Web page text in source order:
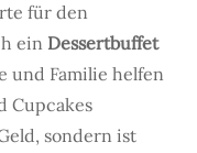
für den
ein Dessertbuffet
und Familie helfen
Cupcakes
sondern ist